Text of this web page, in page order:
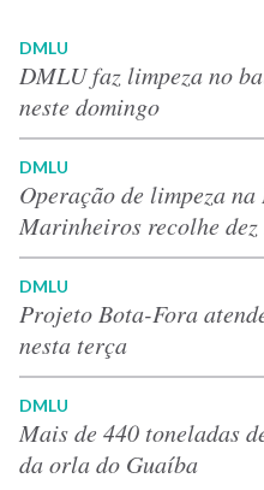
DMLU
DMLU faz limpeza no
neste domingo
DMLU
Operação de limpeza
Marinheiros recolhe
DMLU
Projeto Bota-Fora
nesta terça
DMLU
Mais de 440 toneladas
da orla do Guaíba